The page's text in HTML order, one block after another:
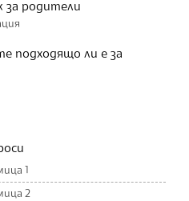
за родители
подходящо ли е за
1
2